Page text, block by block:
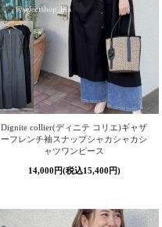
Dignite collier(ディニテ コリエ)ギャザ
ーフレンチ袖スナップシャカシャカシ
ャツワンピース
14,000円(税込15,400円)